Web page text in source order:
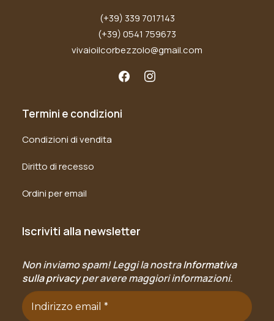
(+39) 339 7017143
(+39) 0541 759673
vivaioilcorbezzolo@gmail.com
Termini e condizioni
Condizioni di vendita
Diritto di recesso
Ordini per email
Iscriviti alla newsletter
Non inviamo spam! Leggi la nostraInformativa
sulla privacyper avere maggiori informazioni.